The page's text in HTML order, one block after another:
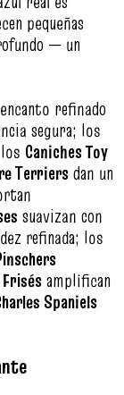
pequeñas
— un
refinado
segura; los
Caniches Toy
Terriersdan un
suavizan con
refinada; los
amplifican
Spaniels